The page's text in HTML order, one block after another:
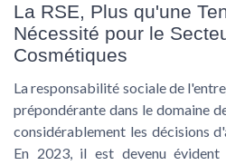
La RSE, Plus qu'une
Nécessité pour le
Cosmétiques
La responsabilité sociale de
prépondérante dans le domaine
considérablement les décisions
En 2023, il est devenu évident